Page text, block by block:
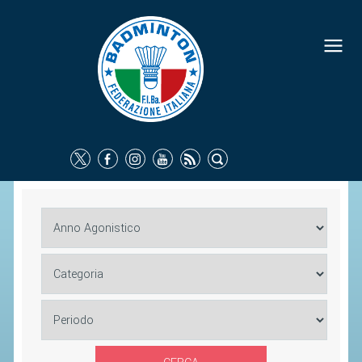
FEDERAZIONE
IDENTITÀ
COMMISSIONI FEDERALI
ORGANI TERRITORIALI
SOCIETÀ SPORTIVE
TUTELA DELLA SALUTE -
COMUNICAZIONE E MARKETING